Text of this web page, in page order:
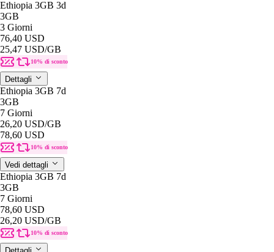
Ethiopia 3GB 3d
3GB
3 Giorni
76,40 USD
25,47 USD/GB
10% di sconto
Dettagli
Ethiopia 3GB 7d
3GB
7 Giorni
26,20 USD/GB
78,60 USD
10% di sconto
Vedi dettagli
Ethiopia 3GB 7d
3GB
7 Giorni
78,60 USD
26,20 USD/GB
10% di sconto